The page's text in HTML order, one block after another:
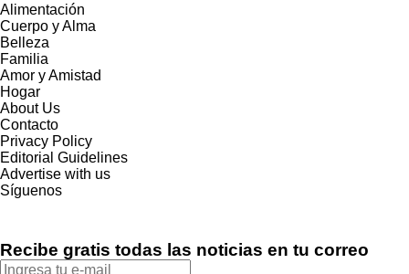
Alimentación
Cuerpo y Alma
Belleza
Familia
Amor y Amistad
Hogar
About Us
Contacto
Privacy Policy
Editorial Guidelines
Advertise with us
Síguenos
Recibe gratis todas las noticias en tu correo